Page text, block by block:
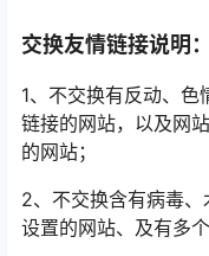
交换友情链接说明：
1、不交换有反动、
链接的网站，以及网
的网站；
2、不交换含有病毒
设置的网站、及有多